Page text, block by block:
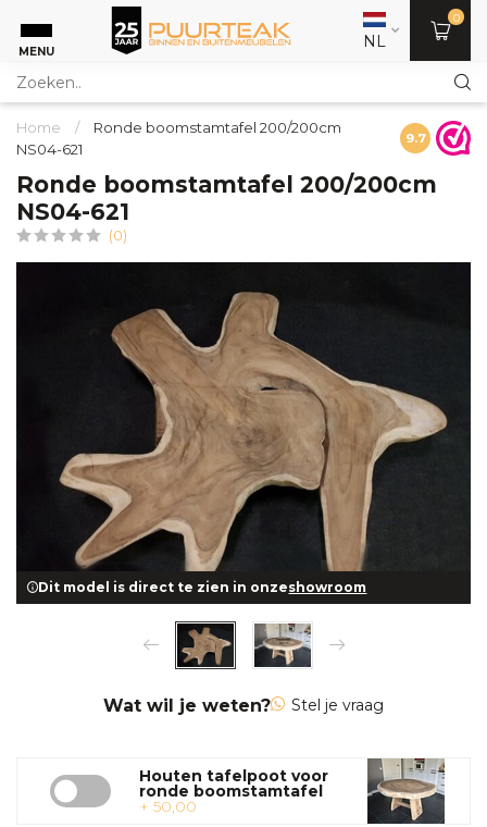
MENU NL
0
Home /
Ronde boomstamtafel 200/200cm
NS04-621
9.7
Ronde boomstamtafel 200/200cm
NS04-621
(0)
Dit model is direct te zien in onzeshowroom
Wat wil je weten? Stel je vraag
Houten tafelpoot voor
ronde boomstamtafel
+ 50,00